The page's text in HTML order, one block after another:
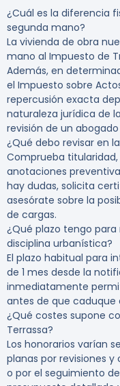
¿Cuál es la diferencia
segunda mano?
La vivienda de obra
mano al Impuesto de
Además, en
el Impuesto sobre
repercusión exacta
naturaleza jurídica de
revisión de un
¿Qué debo revisar en
Comprueba
anotaciones
hay dudas, solicita
asesórate sobre la
de cargas.
¿Qué plazo tengo
disciplina urbanística?
El plazo habitual para
de 1 mes desde la
inmediatamente
antes de que caduque
¿Qué costes supone
Terrassa?
Los honorarios varían
planas por revisiones
o por el seguimiento